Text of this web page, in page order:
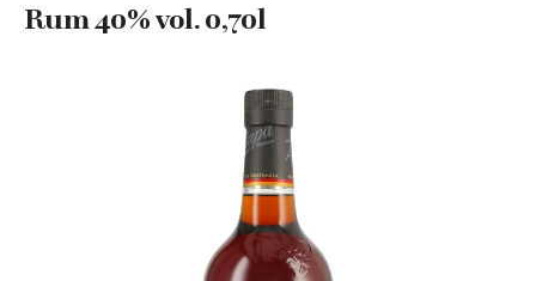
Rum 40% vol. 0,70l
Bildergalerie überspringen